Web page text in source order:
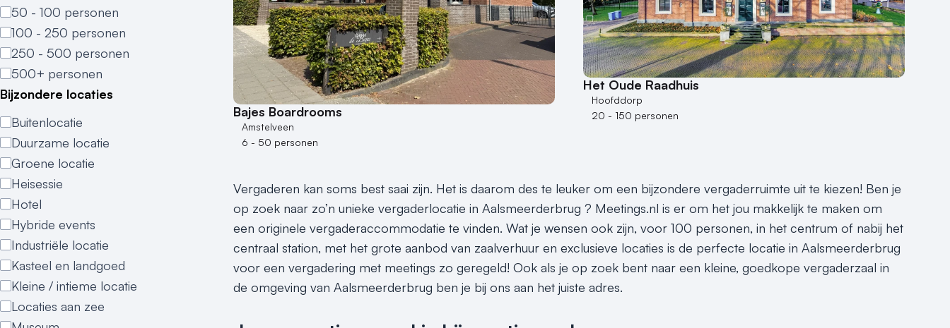
50 - 100 personen
100 - 250 personen
250 - 500 personen
500+ personen
Bijzondere locaties
Buitenlocatie
Duurzame locatie
Groene locatie
Heisessie
Hotel
Hybride events
Industriële locatie
Kasteel en landgoed
Kleine / intieme locatie
Locaties aan zee
Bajes Boardrooms
Amstelveen
6 - 50 personen
Het Oude Raadhuis
Hoofddorp
20 - 150 personen
Vergaderen kan soms best saai zijn. Het is daarom des te leuker om een bijzondere vergaderruimte uit te kiezen! Ben je
op zoek naar zo’n unieke vergaderlocatie in Aalsmeerderbrug ? Meetings.nl is er om het jou makkelijk te maken om
een originele vergaderaccommodatie te vinden. Wat je wensen ook zijn, voor 100 personen, in het centrum of nabij het
centraal station, met het grote aanbod van zaalverhuur en exclusieve locaties is de perfecte locatie in Aalsmeerderbrug
voor een vergadering met meetings zo geregeld! Ook als je op zoek bent naar een kleine, goedkope vergaderzaal in
de omgeving van Aalsmeerderbrug ben je bij ons aan het juiste adres.